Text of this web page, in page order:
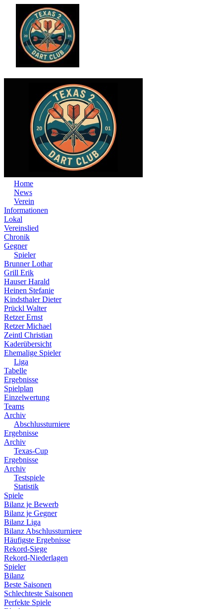
Home
News
Verein
Informationen
Lokal
Vereinslied
Chronik
Gegner
Spieler
Brunner Lothar
Grill Erik
Hauser Harald
Heinen Stefanie
Kindsthaler Dieter
Prückl Walter
Retzer Ernst
Retzer Michael
Zeintl Christian
Kaderübersicht
Ehemalige Spieler
Liga
Tabelle
Ergebnisse
Spielplan
Einzelwertung
Teams
Archiv
Abschlussturniere
Ergebnisse
Archiv
Texas-Cup
Ergebnisse
Archiv
Testspiele
Statistik
Spiele
Bilanz je Bewerb
Bilanz je Gegner
Bilanz Liga
Bilanz Abschlussturniere
Häufigste Ergebnisse
Rekord-Siege
Rekord-Niederlagen
Spieler
Bilanz
Beste Saisonen
Schlechteste Saisonen
Perfekte Spiele